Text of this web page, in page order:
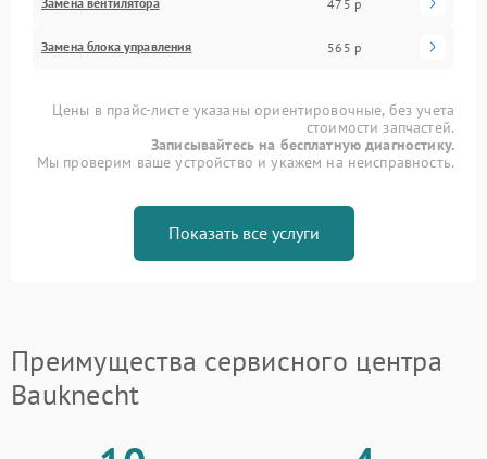
475 р
Замена блока управления 565 р
Цены в прайс-листе указаны ориентировочные, без учета
стоимости запчастей.
Записывайтесь на бесплатную диагностику.
Мы проверим ваше устройство и укажем на неисправность.
Показать все услуги
Преимущества сервисного центра
Bauknecht